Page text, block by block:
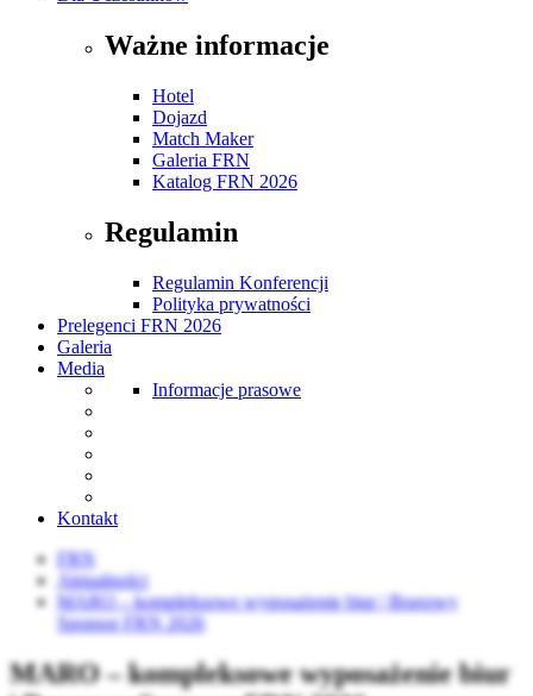
Ważne informacje
Hotel
Dojazd
Match Maker
Galeria FRN
Katalog FRN 2026
Regulamin
Regulamin Konferencji
Polityka prywatności
Prelegenci FRN 2026
Galeria
Media
Informacje prasowe
Kontakt
FRN
Aktualności
MARO – kompleksowe wyposażenie biur | Brązowy
Sponsor FRN 2026
MARO – kompleksowe wyposażenie biur